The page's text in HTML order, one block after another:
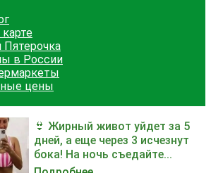
Пятерочка
в России
цены
👙 Жирный живот уйдет за 5
дней, а еще через 3 исчезнут
бока! На ночь съедайте...